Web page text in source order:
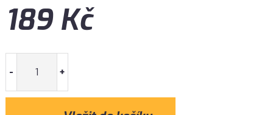
189Kč
- +